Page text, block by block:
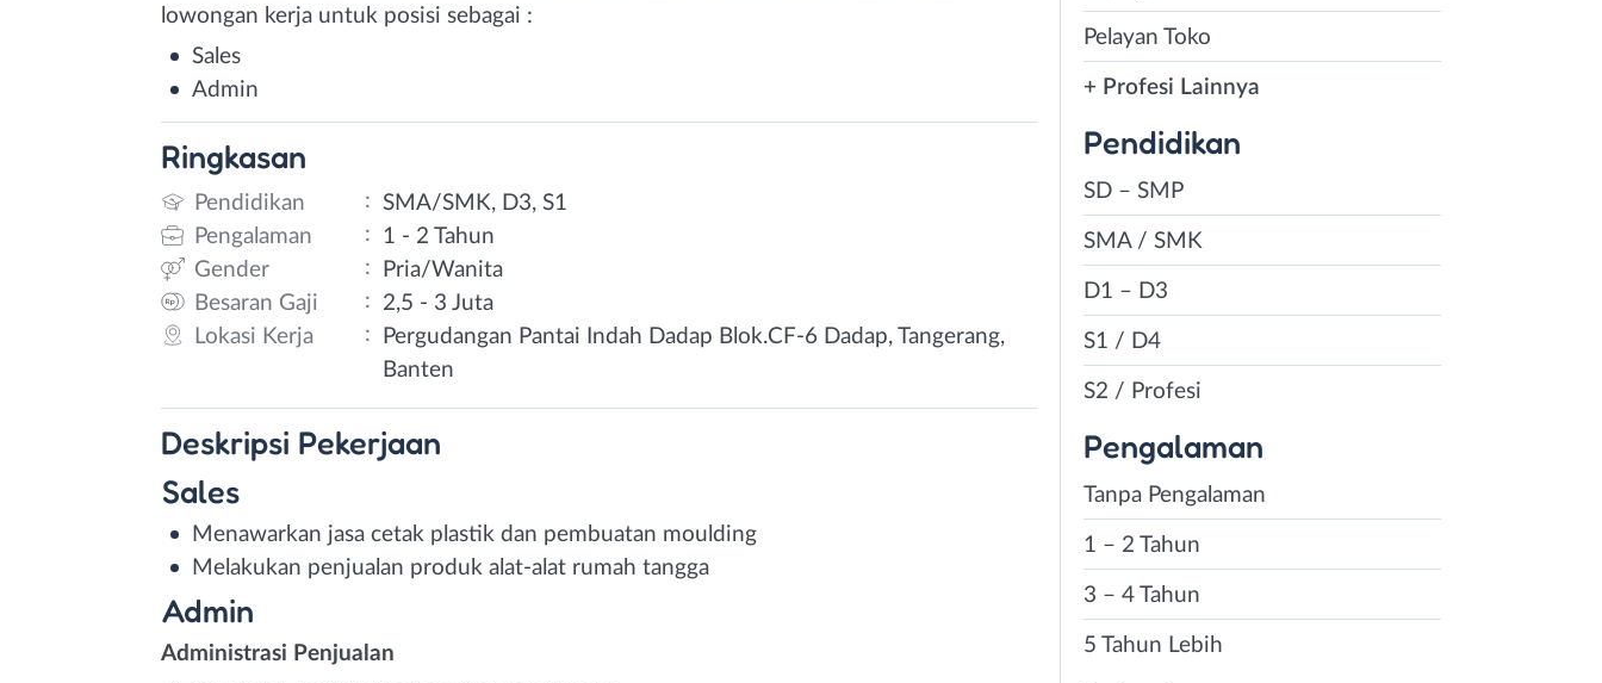
lowongan kerja untuk posisi sebagai :
Sales
Admin
Ringkasan
Pendidikan : SMA/SMK, D3, S1
Pengalaman
:
1 - 2 Tahun
Gender
:
Pria/Wanita
Besaran Gaji
:
2,5 - 3 Juta
Lokasi Kerja
:
Pergudangan Pantai Indah Dadap Blok.CF-6 Dadap, Tangerang,
Banten
Deskripsi Pekerjaan
Sales
Menawarkan jasa cetak plastik dan pembuatan moulding
Melakukan penjualan produk alat-alat rumah tangga
Admin
Administrasi Penjualan
Pelayan Toko
+ Profesi Lainnya
Pendidikan
SD – SMP
SMA / SMK
D1 – D3
S1 / D4
S2 / Profesi
Pengalaman
Tanpa Pengalaman
1 – 2 Tahun
3 – 4 Tahun
5 Tahun Lebih